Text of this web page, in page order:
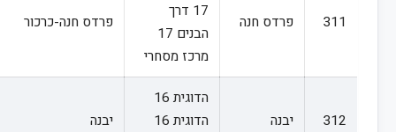
311 פרדס חנה
17 דרך
הבנים 17
מרכז מסחרי
פרדס חנה-כרכור
312 יבנה
הדוגית 16
הדוגית 16
יבנה